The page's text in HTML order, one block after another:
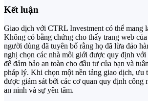
Kết luận
Giao dịch với CTRL Investment có thể mang
Không có bằng chứng cho thấy trang web
người dùng đã tuyên bố rằng họ đã lừa đảo
nghị chọn các nhà môi giới được quy định với
để đảm bảo an toàn cho đầu tư của bạn và
pháp lý. Khi chọn một nền tảng giao dịch, ưu
được giám sát bởi các cơ quan quy định công
an ninh và sự yên tâm.